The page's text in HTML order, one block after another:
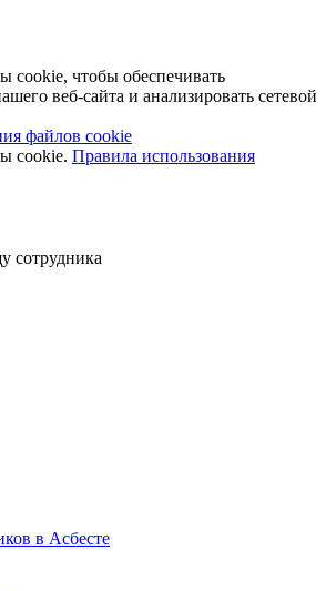
cookie, чтобы обеспечивать
веб-сайта и анализировать сетевой
файлов cookie
cookie. Правила использования
сотрудника
в Асбесте